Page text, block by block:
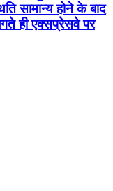
सामान्य होने के बाद
ही एक्सप्रेसवे पर